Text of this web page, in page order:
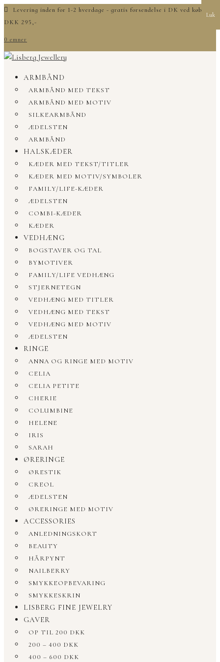
Levering inden for 1-2 hverdage - gratis forsendelse i DK ved køb over
DKK 295,-
0 emner
ARMBÅND
ARMBÅND MED TEKST
ARMBÅND MED MOTIV
SILKEARMBÅND
ÆDELSTEN
ARMBÅND
HALSKÆDER
KÆDER MED TEKST/TITLER
KÆDER MED MOTIV/SYMBOLER
FAMILY/LIFE-KÆDER
ÆDELSTEN
COMBI-KÆDER
KÆDER
VEDHÆNG
BOGSTAVER OG TAL
BYMOTIVER
FAMILY/LIFE VEDHÆNG
STJERNETEGN
VEDHÆNG MED TITLER
VEDHÆNG MED TEKST
VEDHÆNG MED MOTIV
ÆDELSTEN
RINGE
ANNA OG RINGE MED MOTIV
CELIA
CELIA PETITE
CHERIE
COLUMBINE
HELENE
IRIS
SARAH
ØRERINGE
ØRESTIK
CREOL
ÆDELSTEN
ØRERINGE MED MOTIV
ACCESSORIES
ANLEDNINGSKORT
BEAUTY
HÅRPYNT
NAILBERRY
SMYKKEOPBEVARING
SMYKKESKRIN
LISBERG FINE JEWELRY
GAVER
OP TIL 200 DKK
200 – 400 DKK
400 – 600 DKK
Luk